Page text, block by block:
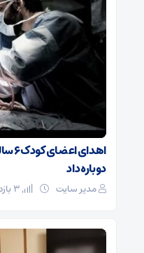
دوباره داد
مدیر سایت